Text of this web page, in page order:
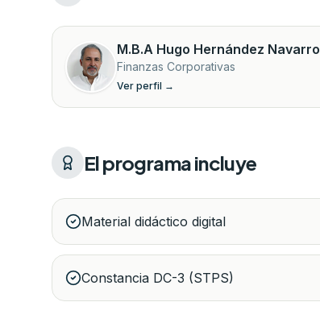
M.B.A Hugo Hernández Navarro
Finanzas Corporativas
Ver perfil →
El programa incluye
Material didáctico digital
Constancia DC-3 (STPS)